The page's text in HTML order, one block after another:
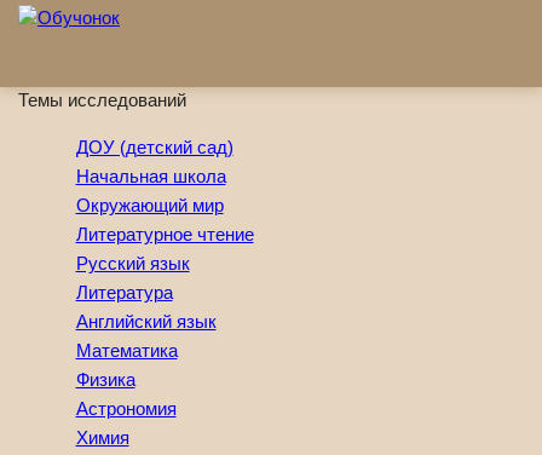
Перейти к основному содержанию
Темы исследований
ДОУ (детский сад)
Начальная школа
Окружающий мир
Литературное чтение
Русский язык
Литература
Английский язык
Математика
Физика
Астрономия
Химия